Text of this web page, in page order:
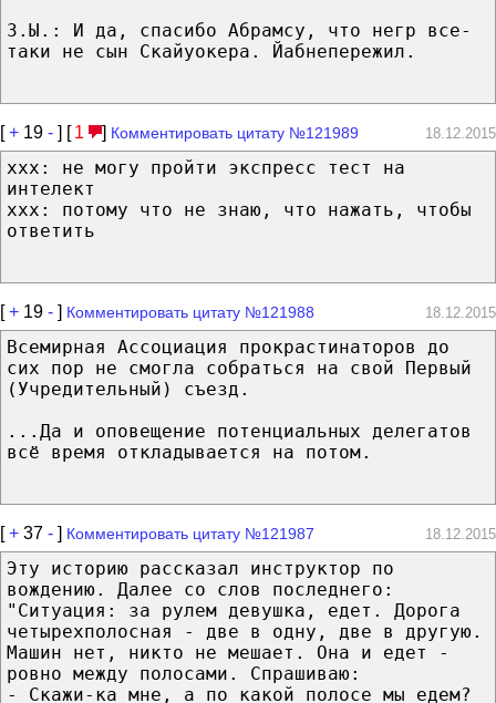
З.Ы.: И да, спасибо Абрамсу, что негр все-
таки не сын Скайуокера. Йабнепережил.
[+ 19 - ] [ 1 ] Комментировать цитату №121989 18.12.2015
ххх: не могу пройти экспресс тест на
интелект
ххх: потому что не знаю, что нажать, чтобы
ответить
[+ 19 - ] Комментировать цитату №121988 18.12.2015
Всемирная Ассоциация прокрастинаторов до
сих пор не смогла собраться на свой Первый
(Учредительный) съезд.
...Да и оповещение потенциальных делегатов
всё время откладывается на потом.
[+ 37 - ] Комментировать цитату №121987 18.12.2015
Эту историю рассказал инструктор по
вождению. Далее со слов последнего:
"Ситуация: за рулем девушка, едет. Дорога
четырехполосная - две в одну, две в другую.
Машин нет, никто не мешает. Она и едет -
ровно между полосами. Спрашиваю:
- Скажи-ка мне, а по какой полосе мы едем?